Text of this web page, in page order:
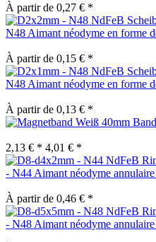
À partir de 0,27 € *
N48 Aimant néodyme en forme
À partir de 0,15 € *
N48 Aimant néodyme en forme
À partir de 0,13 € *
2,13 € * 4,01 € *
- N44 Aimant néodyme
À partir de 0,46 € *
- N48 Aimant néodyme